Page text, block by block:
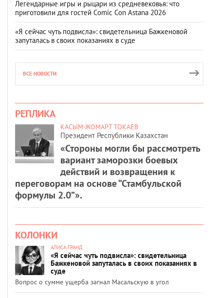
Легендарные игры и рыцари из средневековья: что
приготовили для гостей Comic Con Astana 2026
«Я сейчас чуть подвисла»: свидетельница Бажкеновой
запуталась в своих показаниях в суде
ВСЕ НОВОСТИ
РЕПЛИКА
КАСЫМ-ЖОМАРТ ТОКАЕВ
Президент Республики Казахстан
«Стороны могли бы рассмотреть
вариант заморозки боевых
действий и возвращения к
переговорам на основе “Стамбульской
формулы 2.0”».
КОЛОНКИ
АЛИСА ГРАНД
«Я сейчас чуть подвисла»: свидетельница
Бажкеновой запуталась в своих показаниях в
суде
Вопрос о сумме ущерба загнал Масальскую в угол